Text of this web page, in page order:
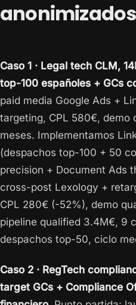
anonimizados
Caso 1 · Legal tech CLM,
top-100 españoles + GCs
paid media Google Ads +
targeting, CPL 580€, demo
meses. Implementamos
(despachos top-100 + 50
precision + Document Ads
cross-post Lexology +
CPL 280€ (-52%), demo
pipeline qualified 3.4M€, 9
despachos top-50, ciclo
Caso 2 · RegTech
target GCs + Compliance